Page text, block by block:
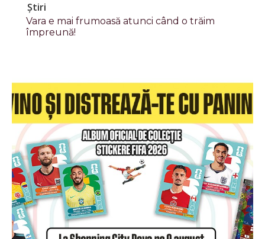
Știri
Vara e mai frumoasă atunci când o trăim
împreună!